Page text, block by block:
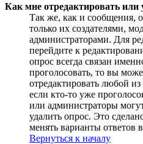
Как мне отредактировать или
Так же, как и сообщения,
только их создателями,
администраторами. Для
перейдите к
опрос всегда связан
проголосовать, то вы
отредактировать любой
если кто-то уже
или администраторы
удалить опрос. Это
менять варианты ответов
Вернуться к началу